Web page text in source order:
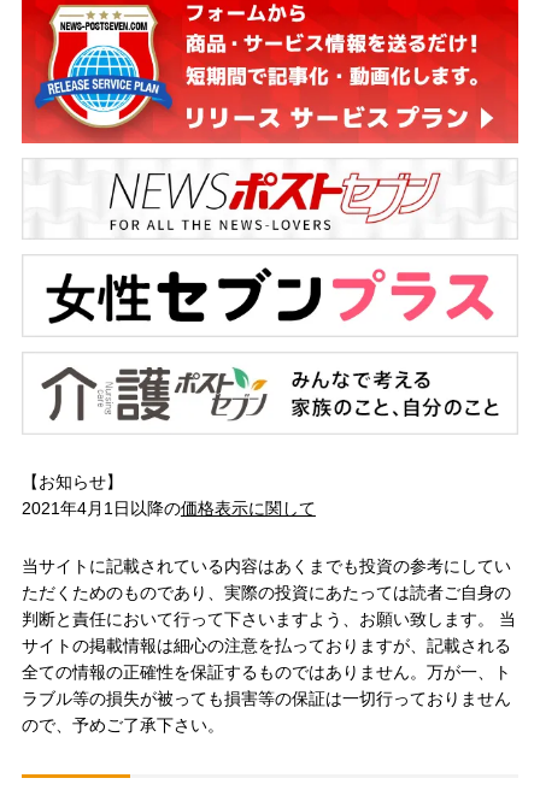
【お知らせ】
2021年4月1日以降の価格表示に関して
当サイトに記載されている内容はあくまでも投資の参考にしてい
ただくためのものであり、実際の投資にあたっては読者ご自身の
判断と責任において行って下さいますよう、お願い致します。 当
サイトの掲載情報は細心の注意を払っておりますが、記載される
全ての情報の正確性を保証するものではありません。万が一、ト
ラブル等の損失が被っても損害等の保証は一切行っておりません
ので、予めご了承下さい。